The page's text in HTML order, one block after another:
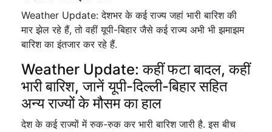
Weather Update: देशभर के कई राज्य जहां भारी बारिश की
मार झेल रहे हैं, तो वहीं यूपी-बिहार जैसे कई राज्य अभी भी झमाझम
बारिश का इंतजार कर रहे हैं.
Weather Update: कहीं फटा बादल, कहीं
भारी बारिश, जानें यूपी-दिल्ली-बिहार सहित
अन्य राज्यों के मौसम का हाल
देश के कई राज्यों में रुक-रुक कर भारी बारिश जारी है. इस बीच